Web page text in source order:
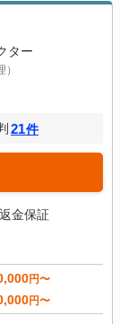
ター
21件
金保証
円〜
円〜